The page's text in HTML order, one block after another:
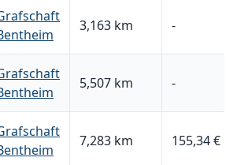
3,163 km -
5,507 km -
7,283 km 155,34 €